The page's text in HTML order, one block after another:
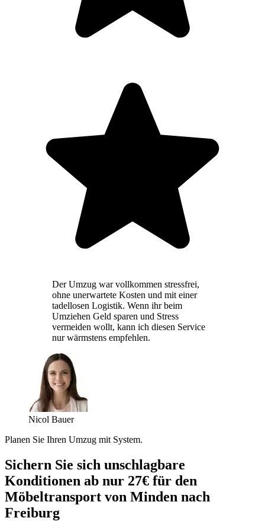
Der Umzug war vollkommen stressfrei,
ohne unerwartete Kosten und mit einer
tadellosen Logistik. Wenn ihr beim
Umziehen Geld sparen und Stress
vermeiden wollt, kann ich diesen Service
nur wärmstens empfehlen.
Nicol Bauer
Planen Sie Ihren Umzug mit System.
Sichern Sie sich unschlagbare
Konditionen ab nur 27€ für den
Möbeltransport von Minden nach
Freiburg